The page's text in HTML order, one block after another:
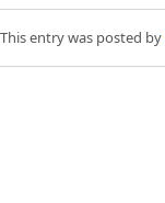
This entry was posted by